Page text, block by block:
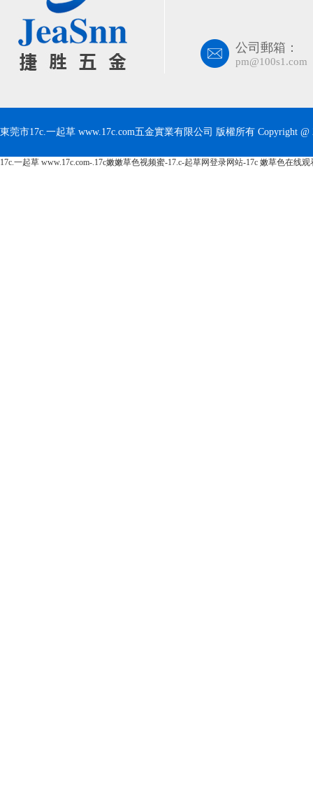
公司郵箱：
pm@100s1.com
東莞市17c.一起草 www.17c.com五金實業有限公司 版權所有 Copyright @
17c.一起草 www.17c.com-.17c嫩嫩草色视频蜜-17.c-起草网登录网站-17c 嫩草色在线观